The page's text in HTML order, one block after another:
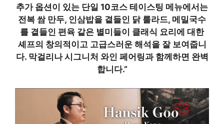
추가 옵션이 있는 단일 10코스 테이스팅 메뉴에서는
전복 쌈 만두, 인삼밥을 곁들인 닭 룰라드, 메밀국수
를 곁들인 편육 같은 별미들이 클래식 요리에 대한
셰프의 창의적이고 고급스러운 해석을 잘 보여줍니
다. 막걸리나 시그니처 와인 페어링과 함께하면 완벽
합니다.”